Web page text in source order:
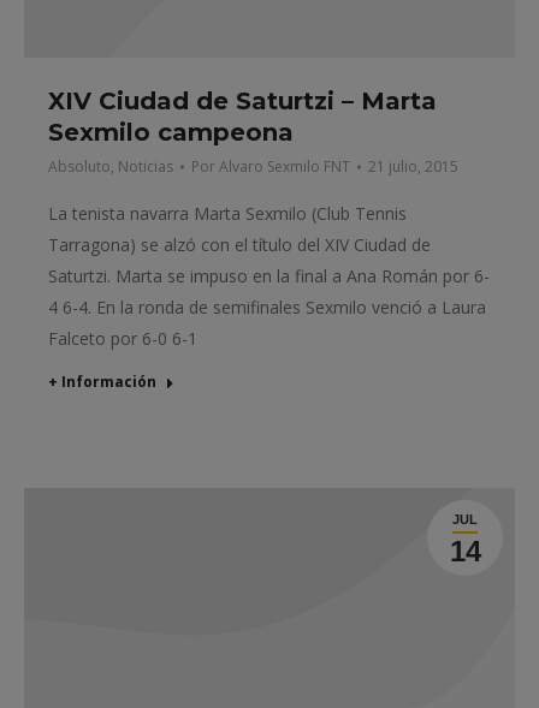
XIV Ciudad de Saturtzi – Marta
Sexmilo campeona
Absoluto, Noticias PorAlvaro Sexmilo FNT 21 julio, 2015
La tenista navarra Marta Sexmilo (Club Tennis
Tarragona) se alzó con el título del XIV Ciudad de
Saturtzi. Marta se impuso en la final a Ana Román por 6-
4 6-4. En la ronda de semifinales Sexmilo venció a Laura
Falceto por 6-0 6-1
+ Información
JUL
14